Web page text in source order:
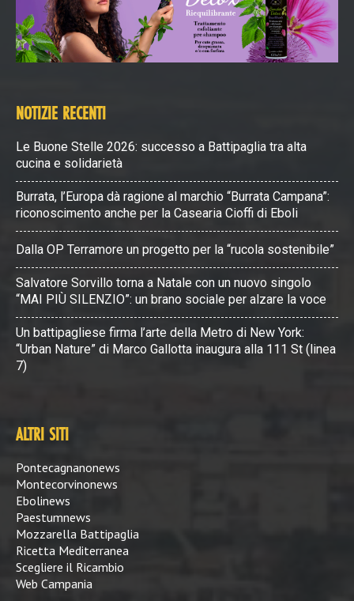
NOTIZIE RECENTI
Le Buone Stelle 2026: successo a Battipaglia tra alta
cucina e solidarietà
Burrata, l’Europa dà ragione al marchio “Burrata Campana”:
riconoscimento anche per la Casearia Cioffi di Eboli
Dalla OP Terramore un progetto per la “rucola sostenibile”
Salvatore Sorvillo torna a Natale con un nuovo singolo
“MAI PIÙ SILENZIO”: un brano sociale per alzare la voce
Un battipagliese firma l’arte della Metro di New York:
“Urban Nature” di Marco Gallotta inaugura alla 111 St (linea
7)
ALTRI SITI
Pontecagnanonews
Montecorvinonews
Ebolinews
Paestumnews
Mozzarella Battipaglia
Ricetta Mediterranea
Scegliere il Ricambio
Web Campania